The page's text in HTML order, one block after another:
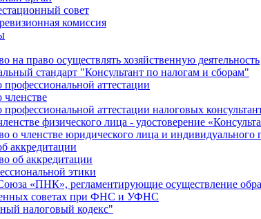
совет
комиссия
на право осуществлять хозяйственную деятельность
стандарт "Консультант по налогам и сборам"
аттестации
аттестации налоговых
физического лица - удостоверение
о членстве юридического лица и индивидуального
аккредитации
об аккредитации
этики
«ПНК», регламентирующие осуществление
советах при ФНС и УФНС
налоговый кодекс"